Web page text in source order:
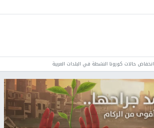
انخفاض حالات كورونا النشطة في البلدات العربية